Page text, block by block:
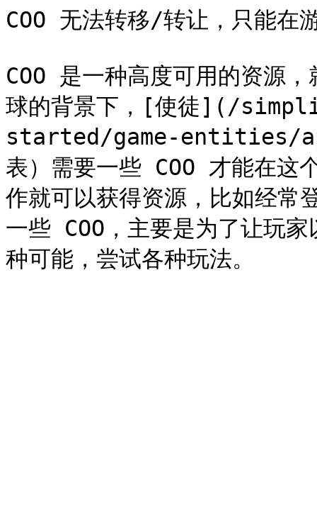
COO 无法转移/转让，只能在
COO 是一种高度可用的资源
球的背景下，[使徒](/
started/game-entities/
表）需要一些 COO 才能在这
作就可以获得资源，比如经常
一些 COO，主要是为了让玩